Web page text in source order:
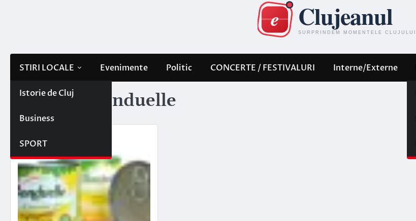
STIRI LOCALE
Istorie de Cluj
Business
SPORT
Evenimente Politic CONCERTE / FESTIVALURI Interne/Externe
Etichetă: bonduelle